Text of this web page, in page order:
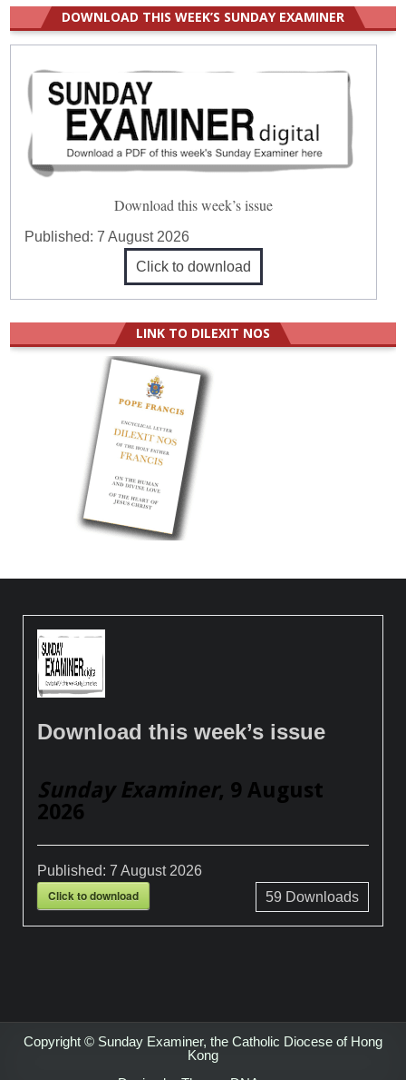
DOWNLOAD THIS WEEK’S SUNDAY EXAMINER
Download this week’s issue
Published:7 August 2026
Click to download
LINK TO DILEXIT NOS
Download this week’s issue
Sunday Examiner, 9 August
2026
Published:7 August 2026
Click to download 59 Downloads
Copyright © Sunday Examiner, the Catholic Diocese of Hong
Kong